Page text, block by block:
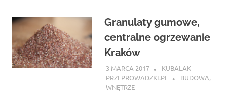
Granulaty gumowe,
centralne ogrzewanie
Kraków
3 MARCA 2017
KUBALAK-
PRZEPROWADZKI.PL
BUDOWA,
WNĘTRZE